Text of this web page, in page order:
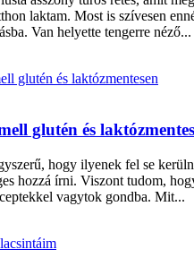
laktam. Most is szívesen
Van helyette tengerre néző...
glutén és
hogy ilyenek fel se
hozzá írni. Viszont tudom,
vagytok gondba. Mit...